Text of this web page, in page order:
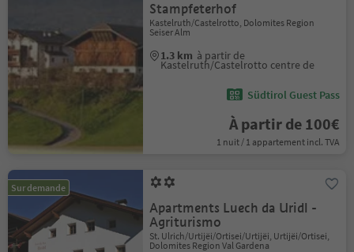
Stampfeterhof
Kastelruth/Castelrotto, Dolomites Region
Seiser Alm
1.3 km à partir de
Kastelruth/Castelrotto centre de
Südtirol Guest Pass
À partir de 100€
1 nuit / 1 appartement incl. TVA
Sur demande
Apartments Luech da Uridl -
Agriturismo
St. Ulrich/Urtijëi/Ortisei/Urtijëi, Urtijëi/Ortisei,
Dolomites Region Val Gardena